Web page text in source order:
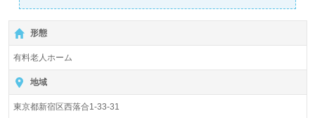
員募集◎
【月給246,000円～296,500円 /賞与2回 】【同時募集：チ
ャレンジ介護！無資格/未経験応募可能枠】『落合南長崎
前』徒歩9分。
定員64名（57室/全室個室）『グランダ哲学堂公園』株式
会社ベネッセスタイルケア様の運営です。従業員18,200人
以上、26年の実績、全国に350拠点以上の有料老人ホー
形態
有料老人ホーム
地域
東京都新宿区西落合1-33-31